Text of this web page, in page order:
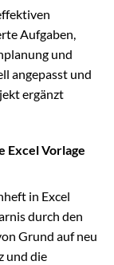
Aufgaben,
und
angepasst und
ergänzt
Vorlage
in Excel
durch den
Grund auf neu
und die